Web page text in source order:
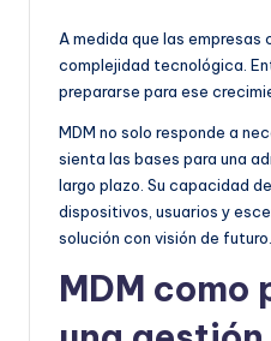
A medida que las empresas
complejidad tecnológica.
prepararse para ese
MDM no solo responde a
sienta las bases para una
largo plazo. Su capacidad
dispositivos, usuarios y
solución con visión de futuro.
MDM como